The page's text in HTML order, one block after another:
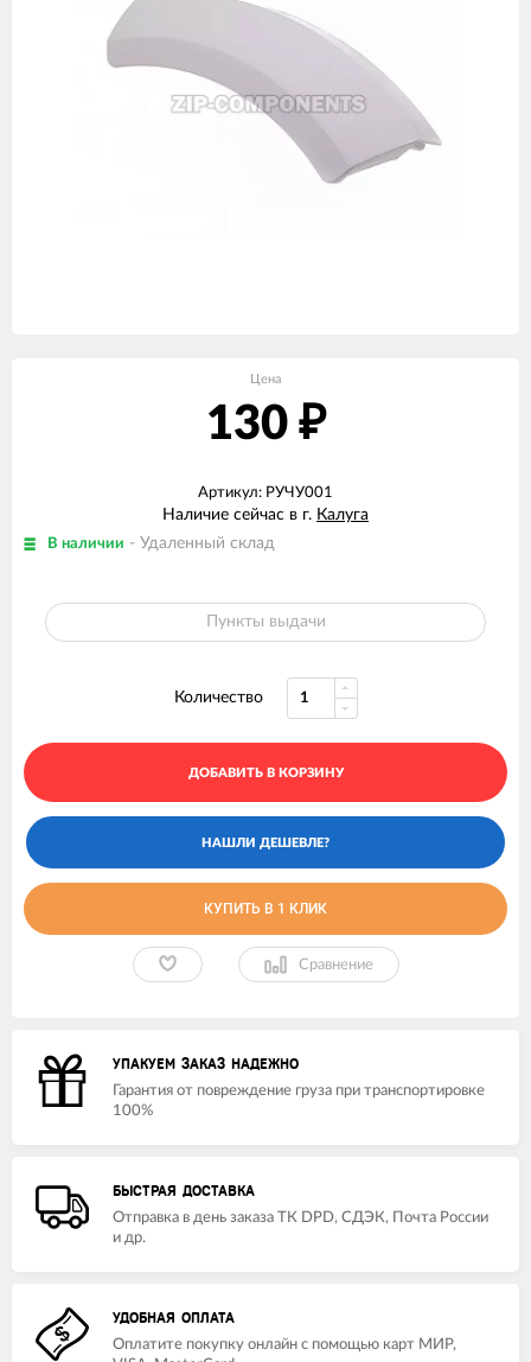
Цена
130 ₽
Артикул: РУЧУ001
Наличие сейчас в г. Калуга
В наличии - Удаленный склад
Пункты выдачи
Количество
ДОБАВИТЬ В КОРЗИНУ
КУПИТЬ В 1 КЛИК
Сравнение
УПАКУЕМ ЗАКАЗ НАДЕЖНО
Гарантия от повреждение груза при транспортировке
100%
БЫСТРАЯ ДОСТАВКА
Отправка в день заказа ТК DPD, СДЭК, Почта России
и др.
УДОБНАЯ ОПЛАТА
Оплатите покупку онлайн с помощью карт МИР,